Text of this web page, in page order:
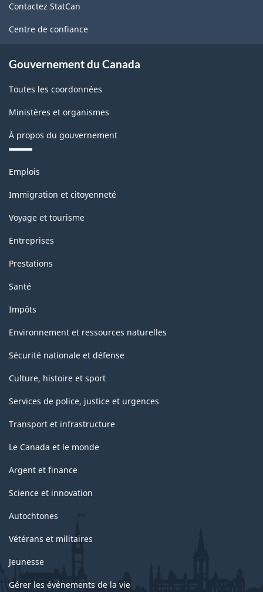
ce
site
Contactez StatCan
Centre de confiance
Gouvernement du Canada
Toutes les coordonnées
Ministères et organismes
À propos du gouvernement
Thèmes
sujets
Emplois
Immigration et citoyenneté
Voyage et tourisme
Entreprises
Prestations
Santé
Impôts
Environnement et ressources naturelles
Sécurité nationale et défense
Culture, histoire et sport
Services de police, justice et urgences
Transport et infrastructure
Le Canada et le monde
Argent et finance
Science et innovation
Autochtones
Vétérans et militaires
Jeunesse
Gérer les événements de la vie